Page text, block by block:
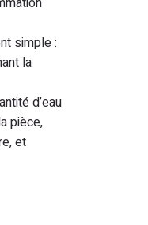
simple :
la
d’eau
pièce,
et